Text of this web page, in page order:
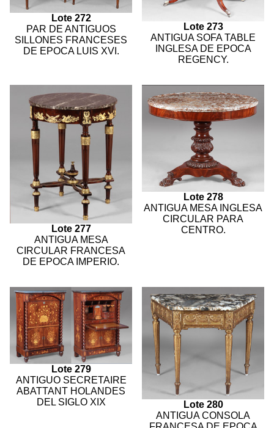
Lote 272
PAR DE ANTIGUOS
SILLONES FRANCESES
DE EPOCA LUIS XVI.
Lote 273
ANTIGUA SOFA TABLE
INGLESA DE EPOCA
REGENCY.
Lote 277
ANTIGUA MESA
CIRCULAR FRANCESA
DE EPOCA IMPERIO.
Lote 278
ANTIGUA MESA INGLESA
CIRCULAR PARA
CENTRO.
Lote 279
ANTIGUO SECRETAIRE
ABATTANT HOLANDES
DEL SIGLO XIX
Lote 280
ANTIGUA CONSOLA